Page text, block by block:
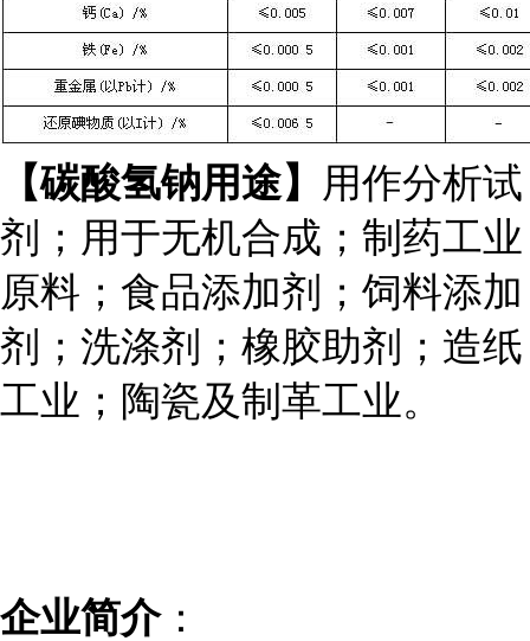
【碳酸氢钠用途】
用作分析试
剂；用于无机合成；制药工业
原料；食品添加剂；饲料添加
剂；洗涤剂；橡胶助剂；造纸
工业；陶瓷及制革工业。
企业简介：